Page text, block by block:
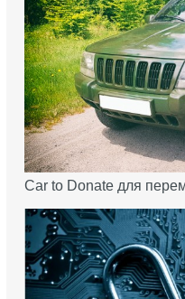
Car to Donate для